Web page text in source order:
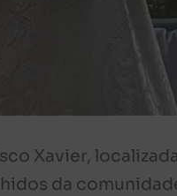
Xavier,
da